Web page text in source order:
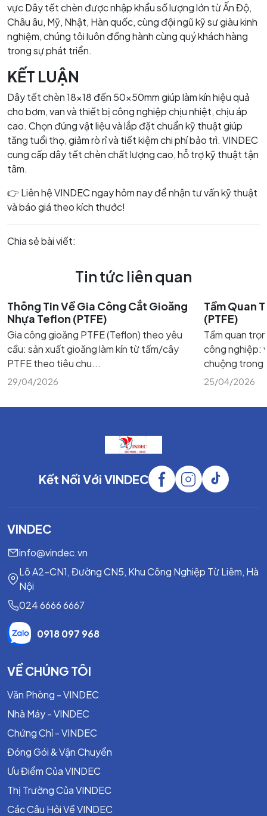
vực Dây tết chèn được nhập khẩu số lượng lớn từ Ấn Độ,
Châu âu, Mỹ, Nhật, Hàn quốc, cùng đội ngũ kỹ sư giàu kinh
nghiệm, chúng tôi luôn đồng hành cùng quý khách hàng
trong sự phát triển.
KẾT LUẬN
Dây tết chèn 18×18 đến 50×50mm giúp làm kín hiệu quả
cho bơm, van và thiết bị công nghiệp chịu nhiệt, chịu áp
cao. Chọn đúng vật liệu và lắp đặt chuẩn kỹ thuật giúp
tăng tuổi thọ, giảm rò rỉ và tiết kiệm chi phí bảo trì. VINDEC
cung cấp dây tết chèn chất lượng cao, hỗ trợ kỹ thuật tận
tâm.
👉 Liên hệ VINDEC ngay hôm nay để nhận tư vấn kỹ thuật
và báo giá theo kích thước!
Chia sẻ bài viết:
Tin tức liên quan
Thông Tin Về Gia Công Cắt Gioăng
Nhựa Teflon (PTFE)
Gia công gioăng PTFE (Teflon) theo yêu
cầu: sản xuất gioăng làm kín từ tấm/cây
PTFE theo tiêu chu...
29/04/2026
Tầm Quan
(PTFE)
Tầm quan
công nghiệp:
chuộng trong
25/04/2026
Kết Nối Với VINDEC
VINDEC
info@vindec.vn
Lô A2-CN1, Đường CN5, Khu Công Nghiệp Từ Liêm, Hà
Nội
024 6666 6667
0918 097 968
VỀ CHÚNG TÔI
Văn Phòng - VINDEC
Nhà Máy - VINDEC
Chứng Chỉ - VINDEC
Đóng Gói & Vận Chuyển
Ưu Điểm Của VINDEC
Thị Trường Của VINDEC
Các Câu Hỏi Về VINDEC